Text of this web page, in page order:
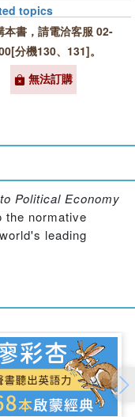
本書，請電洽客服 02-
分機130、131]。
無法訂購
topics
Political Economy
the normative
leading